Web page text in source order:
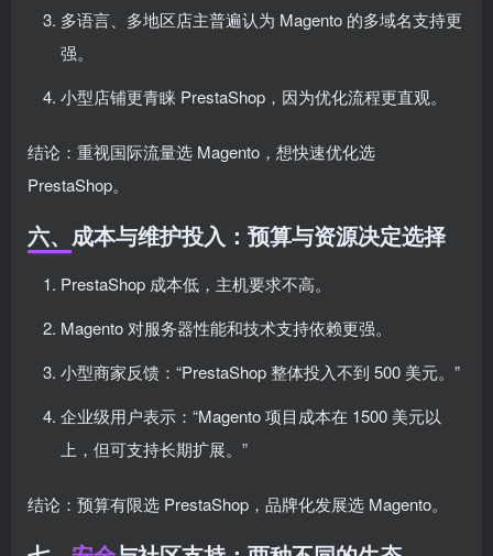
多语言、多地区店主普遍认为 Magento 的多域名支持更
强。
小型店铺更青睐 PrestaShop，因为优化流程更直观。
结论：重视国际流量选 Magento，想快速优化选
PrestaShop。
六、成本与维护投入：预算与资源决定选择
PrestaShop 成本低，主机要求不高。
Magento 对服务器性能和技术支持依赖更强。
小型商家反馈：“PrestaShop 整体投入不到 500 美元。”
企业级用户表示：“Magento 项目成本在 1500 美元以
上，但可支持长期扩展。”
结论：预算有限选 PrestaShop，品牌化发展选 Magento。